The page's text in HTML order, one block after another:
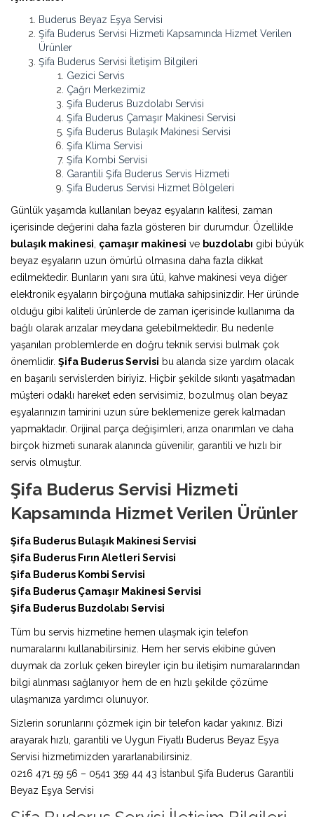
Buderus Beyaz Eşya Servisi
Şifa Buderus Servisi Hizmeti Kapsamında Hizmet Verilen
Ürünler
Şifa Buderus Servisi İletişim Bilgileri
Gezici Servis
Çağrı Merkezimiz
Şifa Buderus Buzdolabı Servisi
Şifa Buderus Çamaşır Makinesi Servisi
Şifa Buderus Bulaşık Makinesi Servisi
Şifa Klima Servisi
Şifa Kombi Servisi
Garantili Şifa Buderus Servis Hizmeti
Şifa Buderus Servisi Hizmet Bölgeleri
Günlük yaşamda kullanılan beyaz eşyaların kalitesi, zaman
içerisinde değerini daha fazla gösteren bir durumdur. Özellikle
bulaşık makinesi çamaşır makinesi ve buzdolabı gibi büyük
beyaz eşyaların uzun ömürlü olmasına daha fazla dikkat
edilmektedir. Bunların yanı sıra ütü, kahve makinesi veya diğer
elektronik eşyaların birçoğuna mutlaka sahipsinizdir. Her üründe
olduğu gibi kaliteli ürünlerde de zaman içerisinde kullanıma da
bağlı olarak arızalar meydana gelebilmektedir. Bu nedenle
yaşanılan problemlerde en doğru teknik servisi bulmak çok
önemlidir. Şifa Buderus Servisi bu alanda size yardım olacak
en başarılı servislerden biriyiz. Hiçbir şekilde sıkıntı yaşatmadan
müşteri odaklı hareket eden servisimiz, bozulmuş olan beyaz
eşyalarınızın tamirini uzun süre beklemenize gerek kalmadan
yapmaktadır. Orijinal parça değişimleri, arıza onarımları ve daha
birçok hizmeti sunarak alanında güvenilir, garantili ve hızlı bir
servis olmuştur.
Şifa Buderus Servisi Hizmeti
Kapsamında Hizmet Verilen Ürünler
Şifa Buderus Bulaşık Makinesi Servisi
Şifa Buderus Fırın Aletleri Servisi
Şifa Buderus Kombi Servisi
Şifa Buderus Çamaşır Makinesi Servisi
Şifa Buderus Buzdolabı Servisi
Tüm bu servis hizmetine hemen ulaşmak için telefon
numaralarını kullanabilirsiniz. Hem her servis ekibine güven
duymak da zorluk çeken bireyler için bu iletişim numaralarından
bilgi alınması sağlanıyor hem de en hızlı şekilde çözüme
ulaşmanıza yardımcı olunuyor.
Sizlerin sorunlarını çözmek için bir telefon kadar yakınız. Bizi
arayarak hızlı, garantili ve Uygun Fiyatlı Buderus Beyaz Eşya
Servisi hizmetimizden yararlanabilirsiniz.
0216 471 59 56 – 0541 359 44 43 İstanbul Şifa Buderus Garantili
Beyaz Eşya Servisi